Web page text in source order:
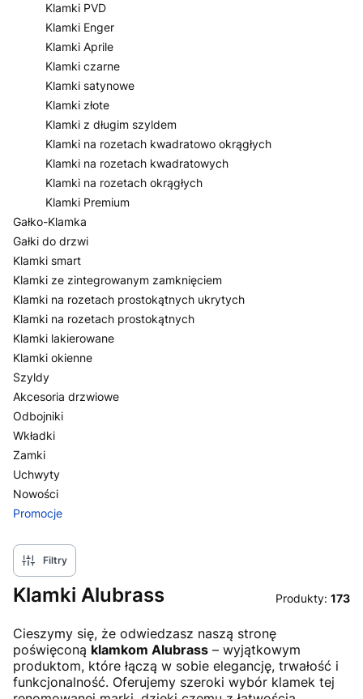
Klamki PVD
Klamki Enger
Klamki Aprile
Klamki czarne
Klamki satynowe
Klamki złote
Klamki z długim szyldem
Klamki na rozetach kwadratowo okrągłych
Klamki na rozetach kwadratowych
Klamki na rozetach okrągłych
Klamki Premium
Gałko-Klamka
Gałki do drzwi
Klamki smart
Klamki ze zintegrowanym zamknięciem
Klamki na rozetach prostokątnych ukrytych
Klamki na rozetach prostokątnych
Klamki lakierowane
Klamki okienne
Szyldy
Akcesoria drzwiowe
Odbojniki
Wkładki
Zamki
Uchwyty
Nowości
Promocje
Filtry
Klamki Alubrass Produkty: 173
Cieszymy się, że odwiedzasz naszą stronę
poświęconą klamkom Alubrass – wyjątkowym
produktom, które łączą w sobie elegancję, trwałość i
funkcjonalność. Oferujemy szeroki wybór klamek tej